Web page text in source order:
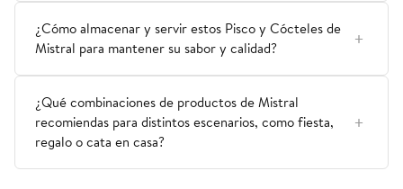
¿Cómo almacenar y servir estos Pisco y Cócteles de
Mistral para mantener su sabor y calidad?
¿Qué combinaciones de productos de Mistral
recomiendas para distintos escenarios, como fiesta,
regalo o cata en casa?